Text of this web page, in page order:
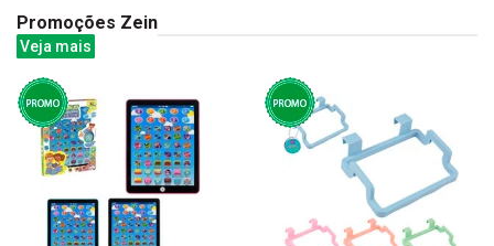
Promoções Zein
Veja mais